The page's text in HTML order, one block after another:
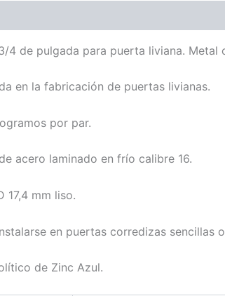
4 de pulgada para puerta liviana. Metal
en la fabricación de puertas livianas.
por par.
acero laminado en frío calibre 16.
17,4 mm liso.
en puertas corredizas sencillas
de Zinc Azul.